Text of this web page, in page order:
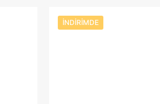
İNDIRIMDE